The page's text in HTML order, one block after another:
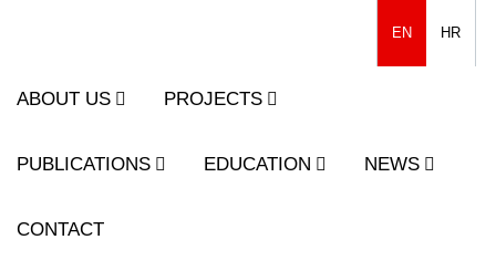
EN HR
ABOUT US PROJECTS
PUBLICATIONS EDUCATION NEWS
CONTACT